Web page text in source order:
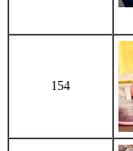
154